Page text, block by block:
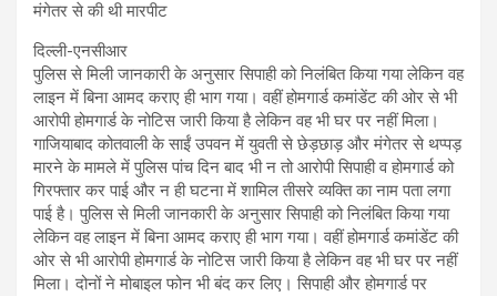
मंगेतर से की थी मारपीट
दिल्ली-एनसीआर
पुलिस से मिली जानकारी के अनुसार सिपाही को निलंबित किया गया लेकिन वह
लाइन में बिना आमद कराए ही भाग गया। वहीं होमगार्ड कमांडेंट की ओर से भी
आरोपी होमगार्ड के नोटिस जारी किया है लेकिन वह भी घर पर नहीं मिला।
गाजियाबाद कोतवाली के साईं उपवन में युवती से छेड़छाड़ और मंगेतर से थप्पड़
मारने के मामले में पुलिस पांच दिन बाद भी न तो आरोपी सिपाही व होमगार्ड को
गिरफ्तार कर पाई और न ही घटना में शामिल तीसरे व्यक्ति का नाम पता लगा
पाई है। पुलिस से मिली जानकारी के अनुसार सिपाही को निलंबित किया गया
लेकिन वह लाइन में बिना आमद कराए ही भाग गया। वहीं होमगार्ड कमांडेंट की
ओर से भी आरोपी होमगार्ड के नोटिस जारी किया है लेकिन वह भी घर पर नहीं
मिला। दोनों ने मोबाइल फोन भी बंद कर लिए। सिपाही और होमगार्ड पर